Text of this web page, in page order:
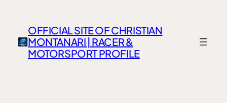
OFFICIAL SITE OF CHRISTIAN
MONTANARI | RACER &
MOTORSPORT PROFILE